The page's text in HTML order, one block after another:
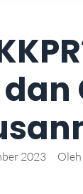
2023 Oleh